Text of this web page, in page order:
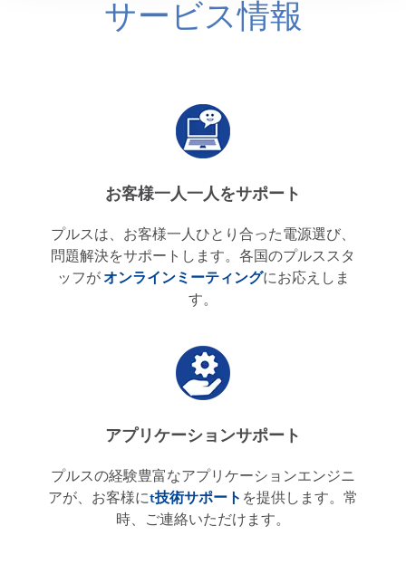
サービス情報
お客様一人一人をサポート
プルスは、お客様一人ひとり合った電源選び、
問題解決をサポートします。各国のプルススタ
ッフがオンラインミーティングにお応えしま
す。
アプリケーションサポート
プルスの経験豊富なアプリケーションエンジニ
アが、お客様にt技術サポート を提供します。常
時、ご連絡いただけます。